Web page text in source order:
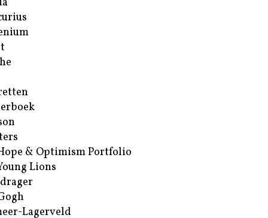
& Optimism Portfolio
Lions
Lagerveld